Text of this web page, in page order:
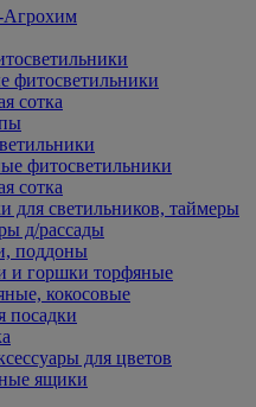
фитосветильники
сотка
фитосветильники
сотка
для светильников, таймеры
д/рассады
поддоны
и горшки торфяные
кокосовые
посадки
для цветов
ящики